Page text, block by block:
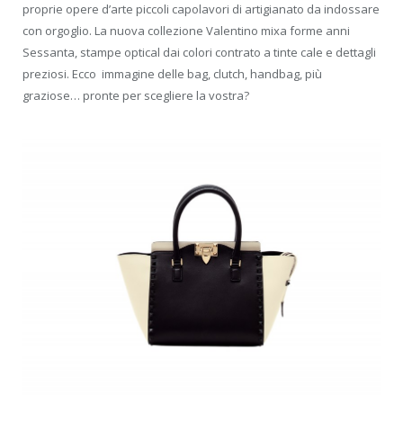
proprie opere d’arte piccoli capolavori di artigianato da indossare
con orgoglio. La nuova collezione Valentino mixa forme anni
Sessanta, stampe optical dai colori contrato a tinte cale e dettagli
preziosi. Ecco immagine delle bag, clutch, handbag, più
graziose… pronte per scegliere la vostra?